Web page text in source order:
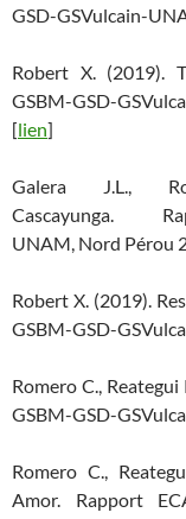
GSD-GSVulcain-
Robert X. (2019).
GSBM-GSD-
[lien]
Galera J.L.,
Cascayunga.
UNAM, Nord Pérou
Robert X. (2019).
GSBM-GSD-
Romero C.,
GSBM-GSD-
Romero C.,
Amor. Rapport